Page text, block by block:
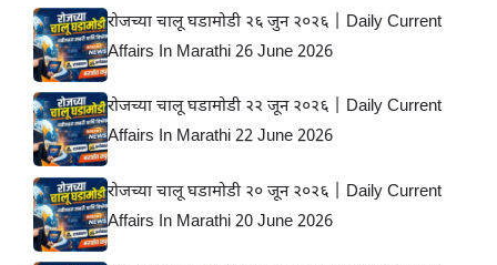
रोजच्या चालू घडामोडी २६ जुन २०२६ | Daily Current
Affairs In Marathi 26 June 2026
रोजच्या चालू घडामोडी २२ जून २०२६ | Daily Current
Affairs In Marathi 22 June 2026
रोजच्या चालू घडामोडी २० जून २०२६ | Daily Current
Affairs In Marathi 20 June 2026